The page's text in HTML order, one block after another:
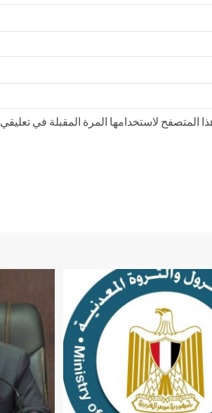
المتصفح لاستخدامها المرة المقبلة في تعليقي.